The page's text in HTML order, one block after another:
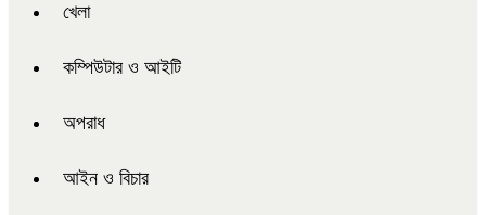
খেলা
কম্পিউটার ও আইটি
অপরাধ
আইন ও বিচার